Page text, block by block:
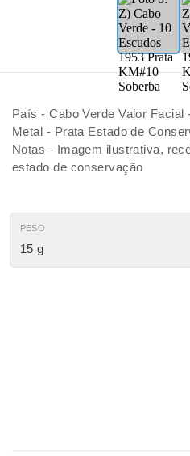
País - Cabo Verde Valor
Metal - Prata Estado de
Notas - Imagem ilustrativa,
estado de conservação
PESO
15 g